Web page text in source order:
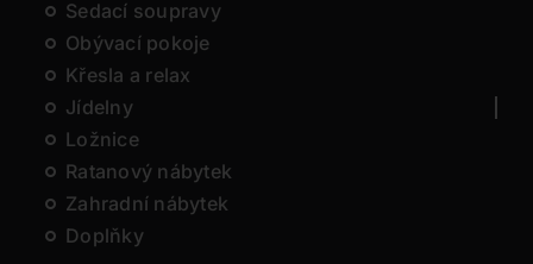
Sedací soupravy
Obývací pokoje
Křesla a relax
Jídelny
Ložnice
Ratanový nábytek
Zahradní nábytek
Doplňky